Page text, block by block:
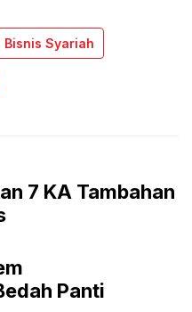
Bisnis Syariah
7 KA Tambahan
Panti